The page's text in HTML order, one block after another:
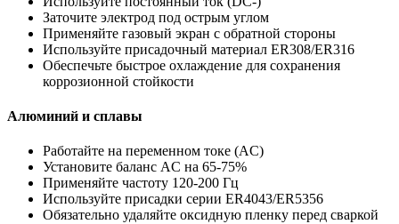
Заточите электрод под острым углом
Применяйте газовый экран с обратной стороны
Используйте присадочный материал ER308/ER316
Обеспечьте быстрое охлаждение для сохранения
коррозионной стойкости
Алюминий и сплавы
Работайте на переменном токе (AC)
Установите баланс AC на 65-75%
Применяйте частоту 120-200 Гц
Используйте присадки серии ER4043/ER5356
Обязательно удаляйте оксидную пленку перед сваркой